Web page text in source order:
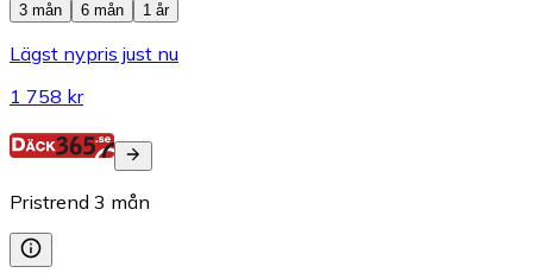
3 mån
6 mån 1 år
Lägst nypris just nu
1 758 kr
Pristrend 3 mån